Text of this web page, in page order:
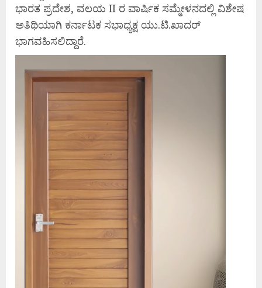
ಭಾರತ ಪ್ರದೇಶ, ವಲಯ II ರ ವಾರ್ಷಿಕ ಸಮ್ಮೇಳನದಲ್ಲಿ ವಿಶೇಷ
ಅತಿಥಿಯಾಗಿ ಕರ್ನಾಟಕ ಸಭಾಧ್ಯಕ್ಷ ಯು.ಟಿ.ಖಾದರ್
ಭಾಗವಹಿಸಲಿದ್ದಾರೆ.